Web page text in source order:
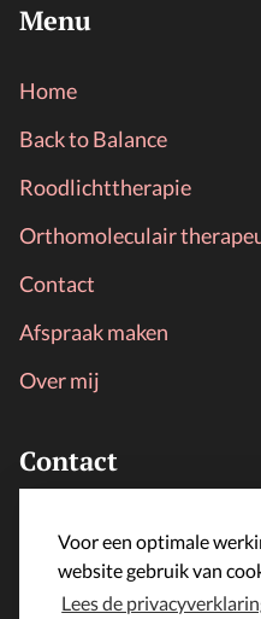
Voor een optimale
website gebruik van
Lees de
Menu
Home
Back to Balance
Roodlichttherapie
Orthomoleculair
Contact
Afspraak maken
Over mij
Contact
LijfLoket
info@lijfloket.nl